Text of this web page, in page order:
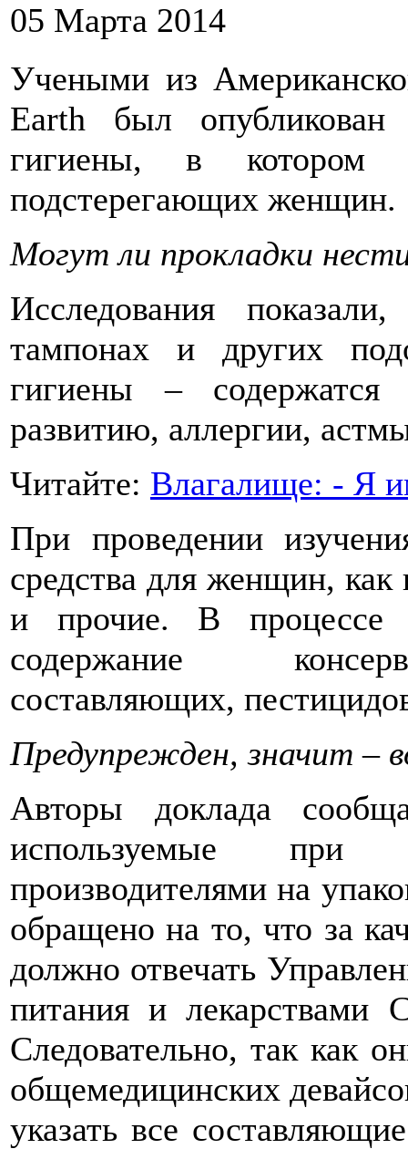
05 Марта 2014
Учеными из
Earth был опубликован
гигиены, в котором
подстерегающих женщин.
Могут ли прокладки нести
Исследования
тампонах и других
гигиены – содержатся
развитию, аллергии,
Читайте: Влагалище: - Я
При проведении
средства для женщин, как
и прочие. В процессе
содержание
составляющих,
Предупрежден, значит –
Авторы доклада
используемые при
производителями на
обращено на то, что за
должно отвечать
питания и лекарствами
Следовательно, так как
общемедицинских
указать все